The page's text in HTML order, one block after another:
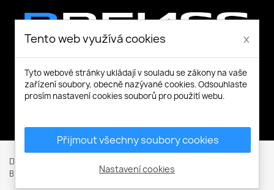
Domů
Bundy
Softshellové bundy Valley
Tento web využívá cookies x
Tyto webové stránky ukládají v souladu se zákony na vaše
zařízení soubory, obecně nazývané cookies. Odsouhlaste
prosím nastavení cookies souborů pro použití webu.
Přijmout všechny soubory cookies
Nastavení cookies